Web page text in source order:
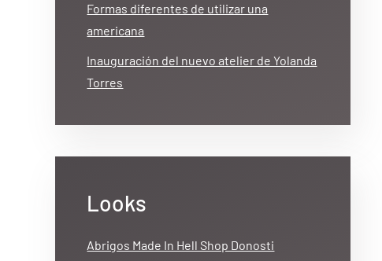
Formas diferentes de utilizar una
americana
Inauguración del nuevo atelier de Yolanda
Torres
Looks
Abrigos Made In Hell Shop Donosti